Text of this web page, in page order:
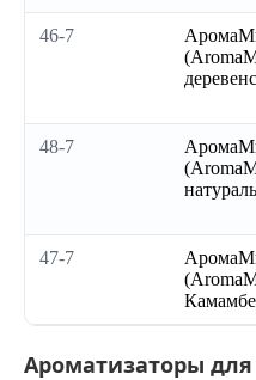
46-7
48-7
47-7
Ароматизаторы